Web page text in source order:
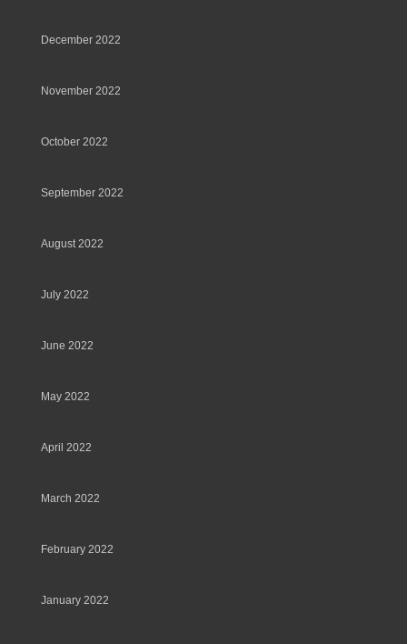
December 2022
November 2022
October 2022
September 2022
August 2022
July 2022
June 2022
May 2022
April 2022
March 2022
February 2022
January 2022